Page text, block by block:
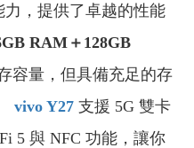
，提供了卓越的性能
RAM＋128GB
容量，但具備充足的存
vivo Y27 支援 5G 雙卡
5 與 NFC 功能，讓你